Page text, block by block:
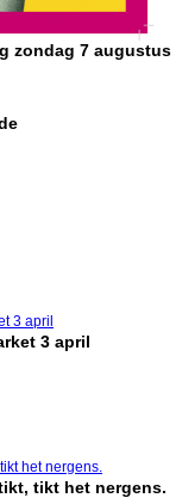
zondag 7 augustus
3 april
tikt het nergens.